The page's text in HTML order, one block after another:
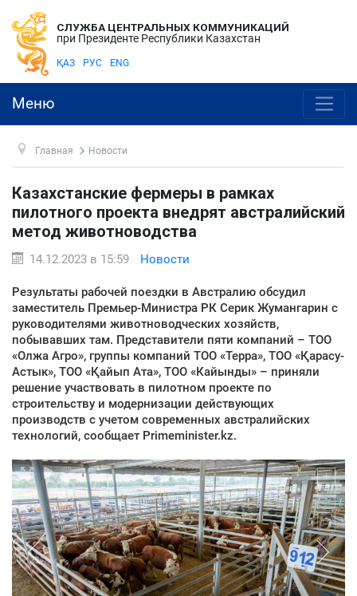
СЛУЖБА ЦЕНТРАЛЬНЫХ КОММУНИКАЦИЙ
при Президенте Республики Казахстан
ҚАЗ РУС ENG
Меню
Главная Новости
Казахстанские фермеры в рамках
пилотного проекта внедрят австралийский
метод животноводства
14.12.2023 в 15:59 Новости
Результаты рабочей поездки в Австралию обсудил
заместитель Премьер-Министра РК Серик Жумангарин с
руководителями животноводческих хозяйств,
побывавших там. Представители пяти компаний – ТОО
«Олжа Агро», группы компаний ТОО «Терра», ТОО «Қарасу-
Астык», ТОО «Қайып Ата», ТОО «Кайынды» – приняли
решение участвовать в пилотном проекте по
строительству и модернизации действующих
производств с учетом современных австралийских
технологий, сообщает Primeminister.kz.